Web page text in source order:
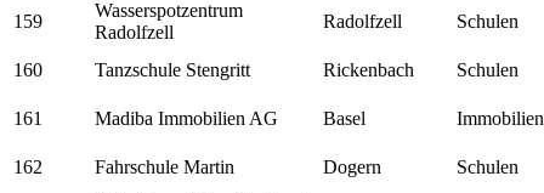
159
Wasserspotzentrum
Radolfzell
Radolfzell Schulen
160 Tanzschule Stengritt Rickenbach Schulen
161 Madiba Immobilien AG Basel Immobilien
162 Fahrschule Martin Dogern Schulen